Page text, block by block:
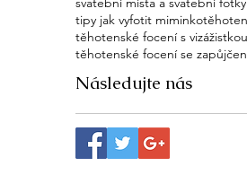
tipy jak vyfotit miminko
těhotenské focení s vizážistkou
těhotenské focení se
Následujte nás